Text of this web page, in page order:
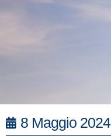
8 Maggio 2024